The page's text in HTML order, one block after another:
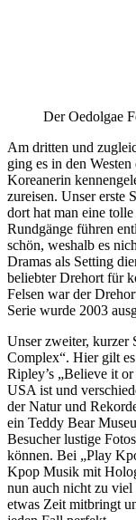
Der Oedolgae
Am dritten und
ging es in den
Koreanerin
zureisen. Unser erste
dort hat man eine
Rundgänge führen
schön, weshalb es
Dramas als Setting
beliebter Drehort für
Felsen war der
Serie wurde 2003
Unser zweiter, kurzer
Complex“. Hier gilt
Ripley’s „Believe it
USA ist und
der Natur und
ein Teddy Bear
Besucher lustige
können. Bei „Play
Kpop Musik mit
nun auch nicht zu viel
etwas Zeit mitbringt